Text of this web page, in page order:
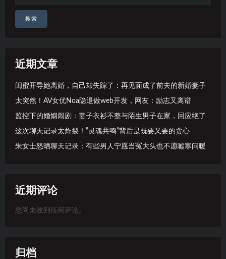
搜索
近期文章
闺蜜开导她离婚，自己却失踪了：再见面成了前夫的新婚妻子
太突然！AV女优Noa隐退做web开发，网友：励志又离谱
监控下的婚姻闹剧：妻子衣衫不整与陌生男子在家，回应绝了
这次聊天记录太炸裂！”灵魂共鸣”背后是既要又要的贪心
朱女士怒晒聊天记录：有些男人宁愿当冤大头也不愿嘘寒问暖
近期评论
您尚未收到任何评论。
归档